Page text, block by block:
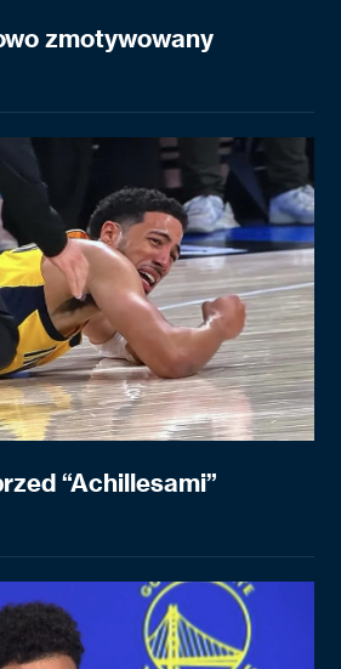
zmotywowany
“Achillesami”